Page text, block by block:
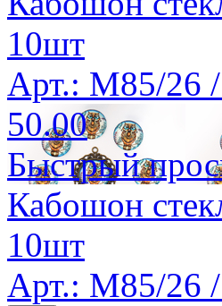
10шт
Арт.: M85/26 /
50.00
Быстрый
Кабошон
10шт
Арт.: M85/26 /